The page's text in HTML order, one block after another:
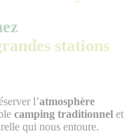
stations
l’atmosphère
camping traditionnel et
qui nous entoure.